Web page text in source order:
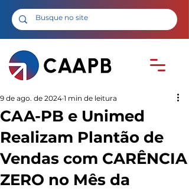
CAA-PB e Unimed
Realizam Plantão de
Vendas com CARÊNCIA
ZERO no Mês da
9 de ago. de 2024 1 min de leitura